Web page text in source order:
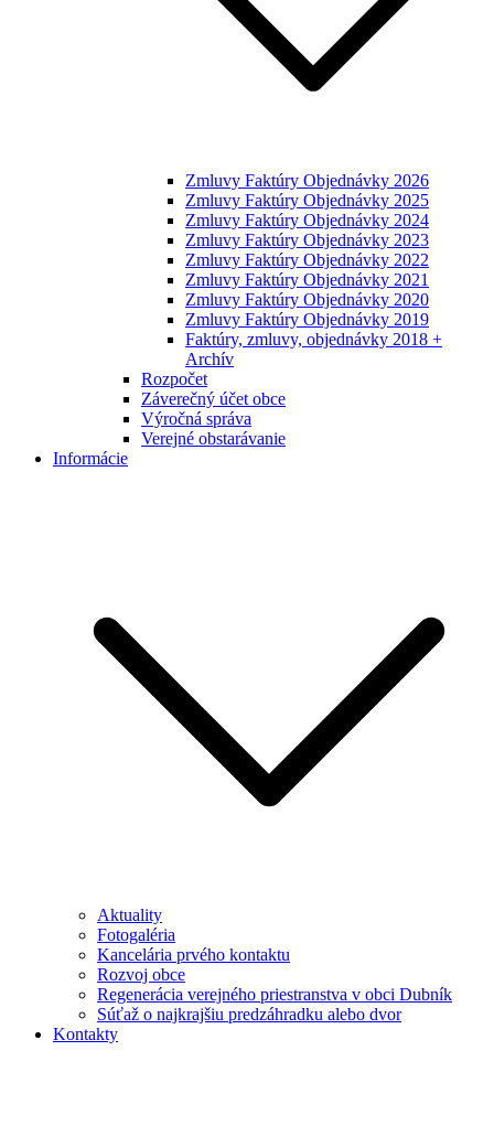
Zmluvy Faktúry Objednávky 2026
Zmluvy Faktúry Objednávky 2025
Zmluvy Faktúry Objednávky 2024
Zmluvy Faktúry Objednávky 2023
Zmluvy Faktúry Objednávky 2022
Zmluvy Faktúry Objednávky 2021
Zmluvy Faktúry Objednávky 2020
Zmluvy Faktúry Objednávky 2019
Faktúry, zmluvy, objednávky 2018 +
Archív
Rozpočet
Záverečný účet obce
Výročná správa
Verejné obstarávanie
Informácie
Aktuality
Fotogaléria
Kancelária prvého kontaktu
Rozvoj obce
Regenerácia verejného priestranstva v obci Dubník
Súťaž o najkrajšiu predzáhradku alebo dvor
Kontakty